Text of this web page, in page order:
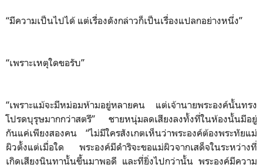
“มีความเป็นไปได้ แต่เรื่องดังกล่าวก็เป็นเรื่องแปลกอย่างหนึ่ง”
“เพราะเหตุใดขอรับ”
“เพราะแม้จะมีหม่อมห้ามอยู่หลายคน แต่เจ้านายพระองค์นั้นทรง
โปรดบุรุษมากกว่าสตรี” ชายหนุ่มลดเสียงลงทั้งที่ในห้องนั้นมีอยู่
กันแค่เพียงสองคน “ไม่มีใครสังเกตเห็นว่าพระองค์ต้องพระทัยแม่
ผิวตั้งแต่เมื่อใด พระองค์มีดำริจะขอแม่ผิวจากเสด็จในระหว่างที่
เกิดเสียงนินทานั้นขึ้นมาพอดี และที่ยิ่งไปกว่านั้น พระองค์มีความ